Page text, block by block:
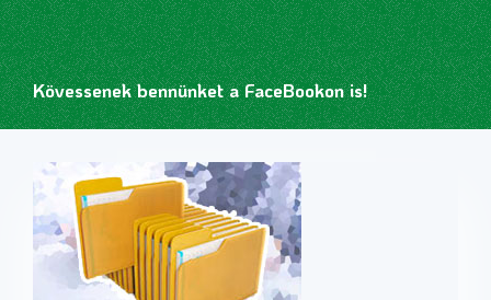
Kövessenek bennünket a FaceBookon is!